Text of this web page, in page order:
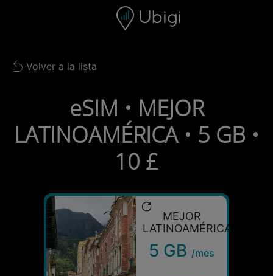
Barra de navegación
Back to list
Volver a la lista
eSIM • MEJOR
LATINOAMÉRICA • 5 GB •
10 £
MEJOR
LATINOAMÉRICA
5 GB /mes